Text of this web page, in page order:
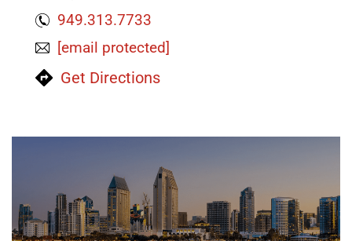
949.313.7733
[email protected]
Get Directions